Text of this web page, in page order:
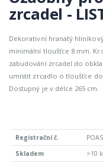
zrcadel -
Dekorativní hranatý
minimální tloušťce 8 mm.
zabudování zrcadel do
umístit zrcadlo o tloušťce
Dostupný je v délce 265 cm.
>10